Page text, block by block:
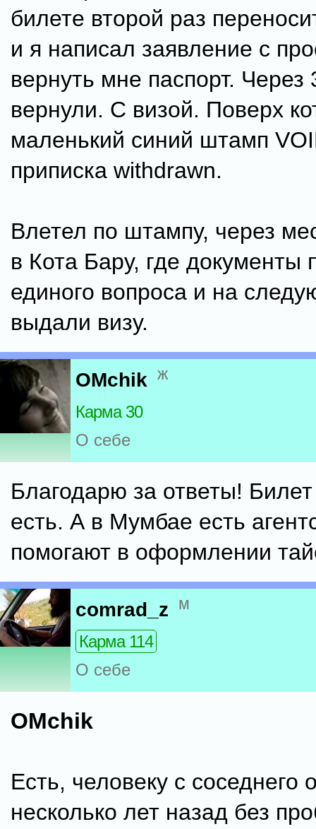
билете второй раз
и я написал заявление с
вернуть мне паспорт. Через
вернули. С визой. Поверх
маленький синий штамп
приписка withdrawn.
Влетел по штампу, через
в Кота Бару, где документы
единого вопроса и на
выдали визу.
OMchik ж
Карма 30
О себе
Благодарю за ответы!
есть. А в Мумбае есть
помогают в оформлении
comrad_z м
Карма 114
О себе
OMchik
Есть, человеку с соседнего
несколько лет назад без